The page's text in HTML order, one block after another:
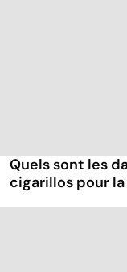
Quels sont les
cigarillos pour la